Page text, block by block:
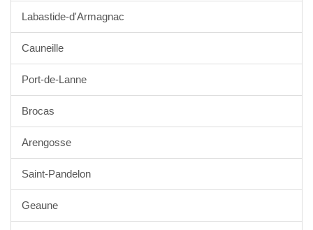
Labastide-d'Armagnac
Cauneille
Port-de-Lanne
Brocas
Arengosse
Saint-Pandelon
Geaune